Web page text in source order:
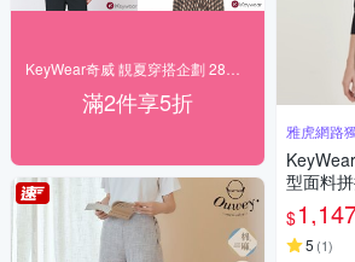
滿2件享5折
雅虎網路
型面料
$
5 (1)